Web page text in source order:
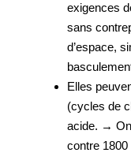
exigences
sans
d’espace,
Elles
(cycles de
acide. → On
contre